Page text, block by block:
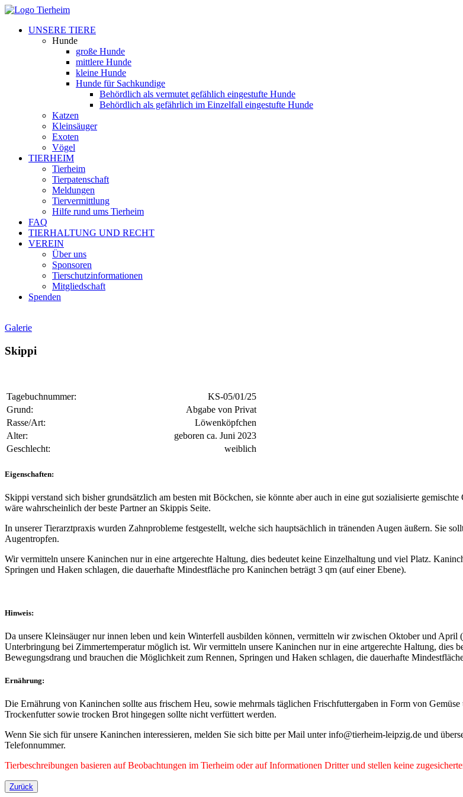
UNSERE TIERE
Hunde
große Hunde
mittlere Hunde
kleine Hunde
Hunde für Sachkundige
Behördlich als vermutet gefählich eingestufte Hunde
Behördlich als gefährlich im Einzelfall eingestufte Hunde
Katzen
Kleinsäuger
Exoten
Vögel
TIERHEIM
Tierheim
Tierpatenschaft
Meldungen
Tiervermittlung
Hilfe rund ums Tierheim
FAQ
TIERHALTUNG UND RECHT
VEREIN
Über uns
Sponsoren
Tierschutzinformationen
Mitgliedschaft
Spenden
Galerie
Skippi
Tagebuchnummer:
KS-05/01/25
Grund:
Abgabe von Privat
Rasse/Art:
Löwenköpfchen
Alter:
geboren ca. Juni 2023
Geschlecht:
weiblich
Eigenschaften:
Skippi verstand sich bisher grundsätzlich am besten mit Böckchen, sie könnte aber auch in eine gut sozialisierte
wäre wahrscheinlich der beste Partner an Skippis Seite.
In unserer Tierarztpraxis wurden Zahnprobleme festgestellt, welche sich hauptsächlich in tränenden Augen äußern. Sie
Augentropfen.
Wir vermitteln unsere Kaninchen nur in eine artgerechte Haltung, dies bedeutet keine Einzelhaltung und viel Platz.
Springen und Haken schlagen, die dauerhafte Mindestfläche pro Kaninchen beträgt 3 qm (auf einer Ebene).
Hinweis:
Da unsere Kleinsäuger nur innen leben und kein Winterfell ausbilden können, vermitteln wir zwischen Oktober und
Unterbringung bei Zimmertemperatur möglich ist. Wir vermitteln unsere Kaninchen nur in eine artgerechte Haltung, dies
Bewegungsdrang und brauchen die Möglichkeit zum Rennen, Springen und Haken schlagen, die dauerhafte
Ernährung:
Die Ernährung von Kaninchen sollte aus frischem Heu, sowie mehrmals täglichen Frischfuttergaben in Form von
Trockenfutter sowie trocken Brot hingegen sollte nicht verfüttert werden.
Wenn Sie sich für unsere Kaninchen interessieren, melden Sie sich bitte per Mail unter info@tierheim-leipzig.de und
Telefonnummer.
Tierbeschreibungen basieren auf Beobachtungen im Tierheim oder auf Informationen Dritter und stellen keine
Zurück